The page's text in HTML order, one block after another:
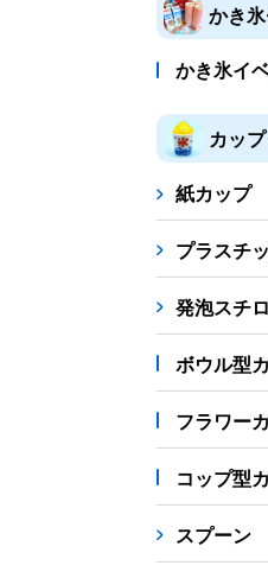
かき
かき氷イ
カッ
紙カップ
プラスチ
発泡スチ
ボウル型
フラワー
コップ型
スプーン